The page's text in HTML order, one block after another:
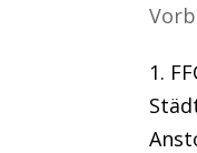
1.